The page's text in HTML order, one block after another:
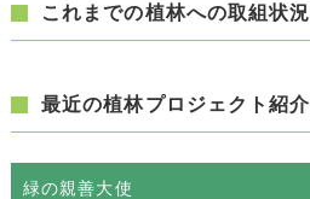
これまでの植林への取組状況
最近の植林プロジェクト紹介
緑の親善大使